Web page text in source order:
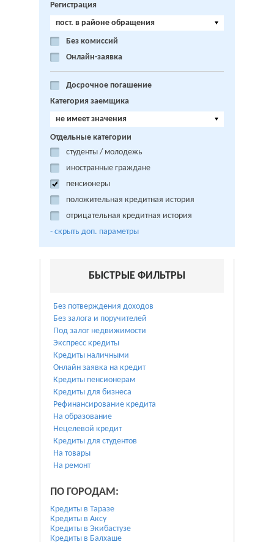
Регистрация
пост. в районе обращения
Без комиссий
Онлайн-заявка
Досрочное погашение
Категория заемщика
не имеет значения
Отдельные категории
студенты / молодежь
иностранные граждане
пенсионеры
положительная кредитная история
отрицательная кредитная история
- cкрыть доп. параметры
БЫСТРЫЕ ФИЛЬТРЫ
Без потверждения доходов
Без залога и поручителей
Под залог недвижимости
Экспресс кредиты
Кредиты наличными
Онлайн заявка на кредит
Кредиты пенсионерам
Кредиты для бизнеса
Рефинансирование кредита
На образование
Нецелевой кредит
Кредиты для студентов
На товары
На ремонт
ПО ГОРОДАМ:
Кредиты в Таразе
Кредиты в Аксу
Кредиты в Экибастузе
Кредиты в Балхаше